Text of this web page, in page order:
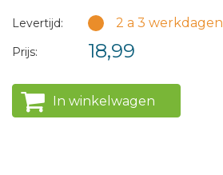
Levertijd: 2 a 3 werkdagen
Prijs: 18,99
In winkelwagen